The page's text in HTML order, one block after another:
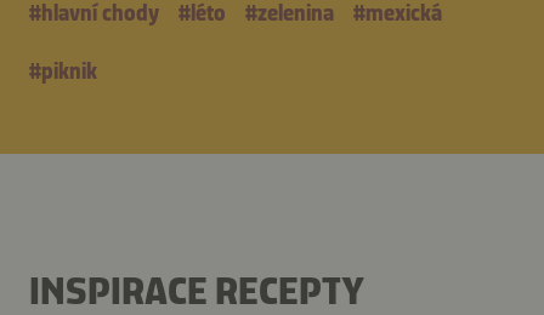
#hlavní chody # léto #zelenina #mexická
#piknik
INSPIRACE RECEPTY